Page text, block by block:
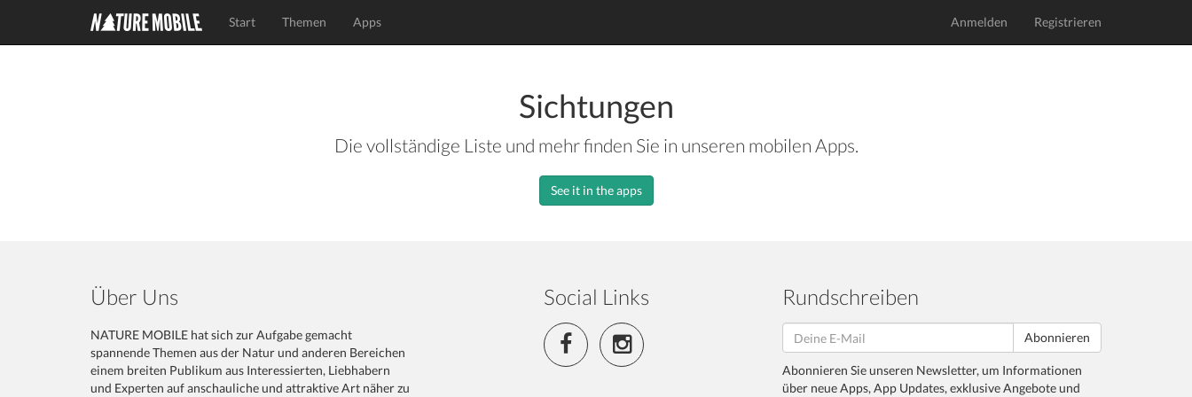
Start Themen Apps Anmelden Registrieren
Sichtungen
Die vollständige Liste und mehr finden Sie in unseren mobilen Apps.
See it in the apps
Über Uns
NATURE MOBILE hat sich zur Aufgabe gemacht
spannende Themen aus der Natur und anderen Bereichen
einem breiten Publikum aus Interessierten, Liebhabern
und Experten auf anschauliche und attraktive Art näher zu
Social Links Rundschreiben
Abonnieren
Abonnieren Sie unseren Newsletter, um Informationen
über neue Apps, App Updates, exklusive Angebote und